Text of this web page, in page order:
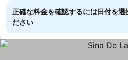
正確な料金を確認するには日付を選
ださい